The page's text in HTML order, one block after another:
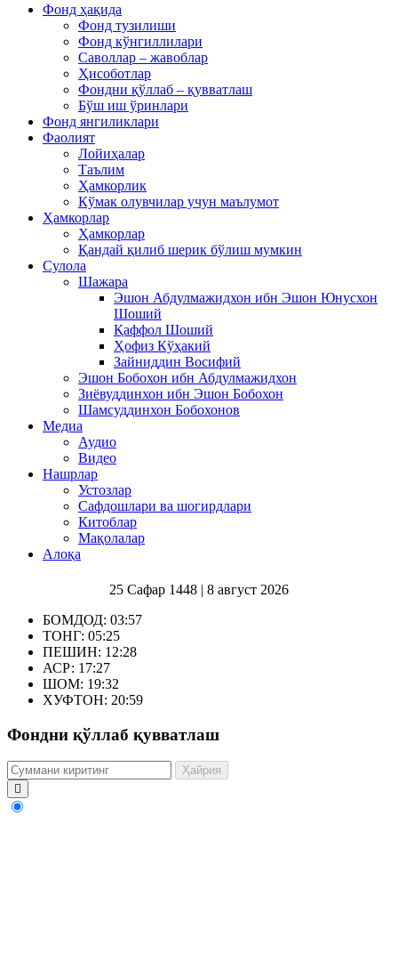
Фонд ҳақида
Фонд тузилиши
Фонд кўнгиллилари
Саволлар – жавоблар
Ҳисоботлар
Фондни қўллаб – қувватлаш
Бўш иш ўринлари
Фонд янгиликлари
Фаолият
Лойиҳалар
Таълим
Ҳамкорлик
Кўмак олувчилар учун маълумот
Ҳамкорлар
Ҳамкорлар
Қандай қилиб шерик бўлиш мумкин
Сулола
Шажара
Эшон Абдулмажидхон ибн Эшон Юнусхон
Шоший
Қаффол Шоший
Ҳофиз Кўҳакий
Зайниддин Восифий
Эшон Бобохон ибн Абдулмажидхон
Зиёвуддинхон ибн Эшон Бобохон
Шамсуддинхон Бобохонов
Медиа
Аудио
Видео
Нашрлар
Устозлар
Сафдошлари ва шогирдлари
Китоблар
Мақолалар
Алоқа
25 Сафар 1448 | 8 август 2026
БОМДОД: 03:57
ТОНГ: 05:25
ПЕШИН: 12:28
АСР: 17:27
ШОМ: 19:32
ХУФТОН: 20:59
Фондни қўллаб қувватлаш
Ҳайрия